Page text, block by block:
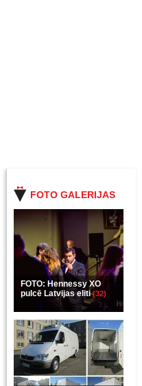
FOTO GALERIJAS
FOTO: Hennessy XO
pulcē Latvijas eliti(32)